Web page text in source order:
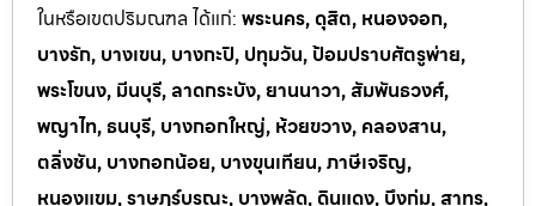
ในหรือเขตปริมณฑล ได้แก่: พระนคร, ดุสิต, หนองจอก,
บางรัก, บางเขน, บางกะปิ, ปทุมวัน, ป้อมปราบศัตรูพ่าย,
พระโขนง, มีนบุรี, ลาดกระบัง, ยานนาวา, สัมพันธวงศ์,
พญาไท, ธนบุรี, บางกอกใหญ่, ห้วยขวาง, คลองสาน,
ตลิ่งชัน, บางกอกน้อย, บางขุนเทียน, ภาษีเจริญ,
หนองแขม, ราษฎร์บูรณะ, บางพลัด, ดินแดง, บึงกุ่ม, สาทร,